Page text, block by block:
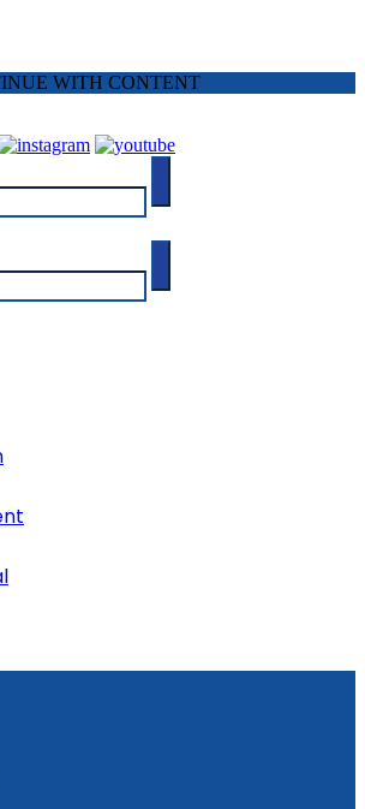
WITH CONTENT